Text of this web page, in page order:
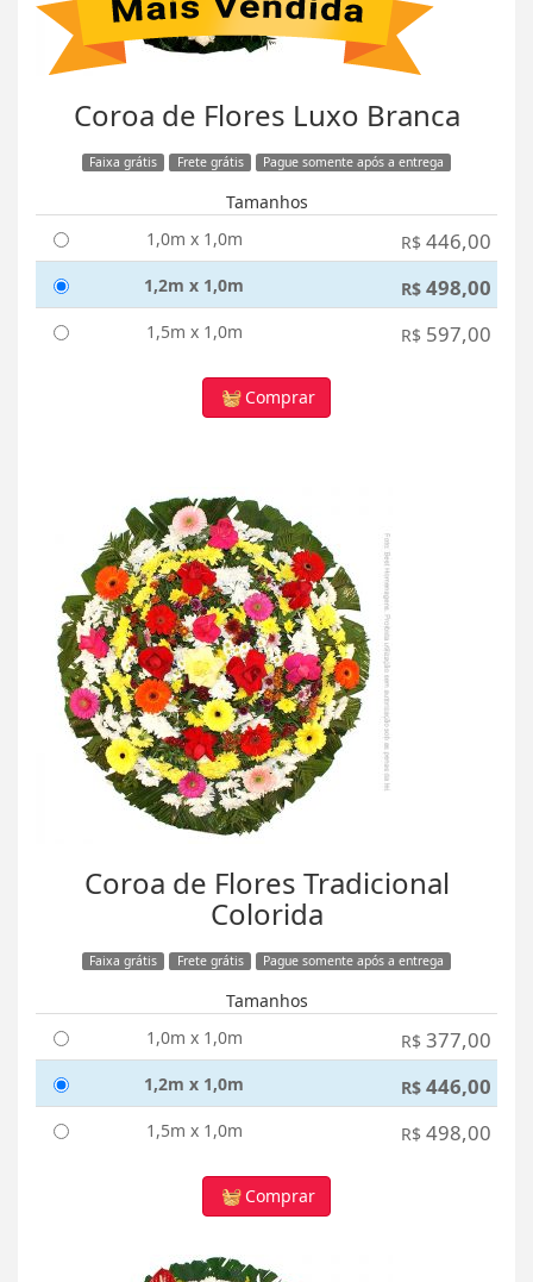
Coroa de Flores Luxo Branca
Faixa grátis Frete grátis Pague somente após a entrega
Tamanhos
1,0m x 1,0m
R$ 446,00
1,2m x 1,0m R$ 498,00
1,5m x 1,0m R$ 597,00
Comprar
Coroa de Flores Tradicional
Colorida
Faixa grátis Frete grátis Pague somente após a entrega
Tamanhos
1,0m x 1,0m
R$ 377,00
1,2m x 1,0m R$ 446,00
1,5m x 1,0m R$ 498,00
Comprar